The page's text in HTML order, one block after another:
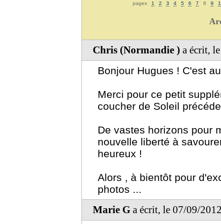
pages 1 2 3 4 5 6 7 8 9
Chris (Normandie ) a écrit,
Bonjour Hugues ! C'est
Merci pour ce petit
coucher de Soleil
De vastes horizons pour
nouvelle liberté à
heureux !
Alors , à bientôt pour
photos ...
Marie G a écrit, le 07/09/